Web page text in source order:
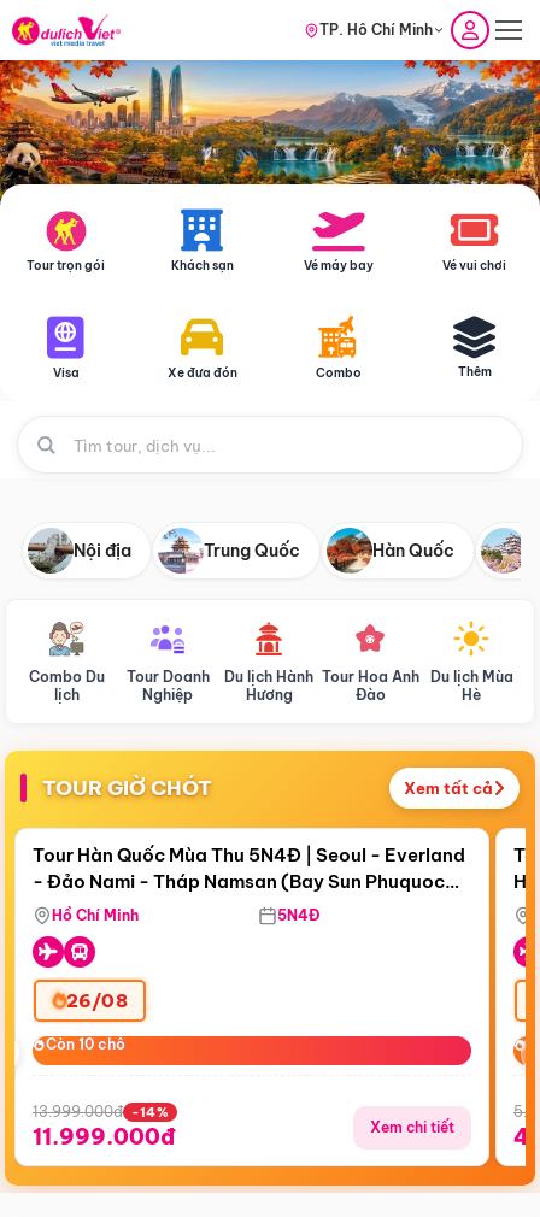
TP. Hồ Chí Minh
Tour trọn gói Khách sạn Vé máy bay Vé vui chơi
Visa Xe đưa đón Combo Thêm
Nội địa Trung Quốc Hàn Quốc
Combo Du
lịch
Tour Doanh
Nghiệp
Du lịch Hành
Hương
Tour Hoa Anh
Đào
Du lịch Mùa
Hè
TOUR GIỜ CHÓT Xem tất cả
Còn17 ngày 19:43:20
Bay Sun Phuquoc Airways
Điểm nổi bật
Tour Hàn Quốc Mùa Thu 5N4Đ | Seoul - Everland
- Đảo Nami - Tháp Namsan (Bay Sun Phuquoc
Airways)
Hồ Chí Minh 5N4Đ
26/08
Còn 10 chỗ
Còn 10 chỗ
13.999.000đ -14%
11.999.000đ Xem chi tiết